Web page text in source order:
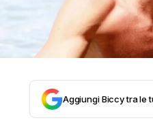
Aggiungi Biccy tra le